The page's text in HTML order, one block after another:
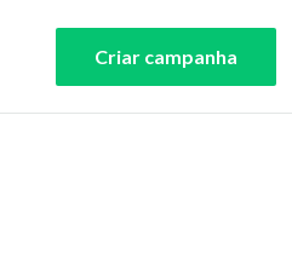
Criar campanha